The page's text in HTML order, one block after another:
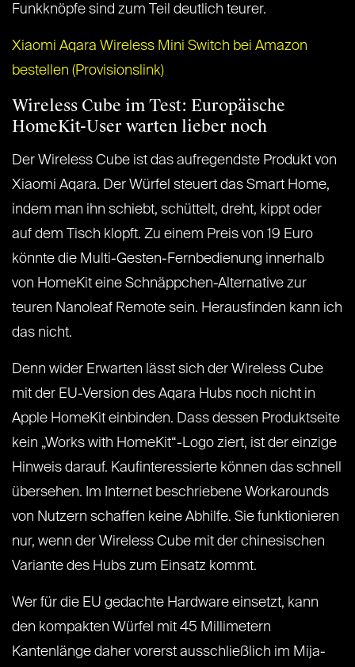
Funkknöpfe sind zum Teil deutlich teurer.
Xiaomi Aqara Wireless Mini Switch bei Amazon
bestellen (Provisionslink)
Wireless Cube im Test: Europäische
HomeKit-User warten lieber noch
Der Wireless Cube ist das aufregendste Produkt von
Xiaomi Aqara. Der Würfel steuert das Smart Home,
indem man ihn schiebt, schüttelt, dreht, kippt oder
auf dem Tisch klopft. Zu einem Preis von 19 Euro
könnte die Multi-Gesten-Fernbedienung innerhalb
von HomeKit eine Schnäppchen-Alternative zur
teuren Nanoleaf Remote sein. Herausfinden kann ich
das nicht.
Denn wider Erwarten lässt sich der Wireless Cube
mit der EU-Version des Aqara Hubs noch nicht in
Apple HomeKit einbinden. Dass dessen Produktseite
kein „Works with HomeKit“-Logo ziert, ist der einzige
Hinweis darauf. Kaufinteressierte können das schnell
übersehen. Im Internet beschriebene Workarounds
von Nutzern schaffen keine Abhilfe. Sie funktionieren
nur, wenn der Wireless Cube mit der chinesischen
Variante des Hubs zum Einsatz kommt.
Wer für die EU gedachte Hardware einsetzt, kann
den kompakten Würfel mit 45 Millimetern
Kantenlänge daher vorerst ausschließlich im Mija-